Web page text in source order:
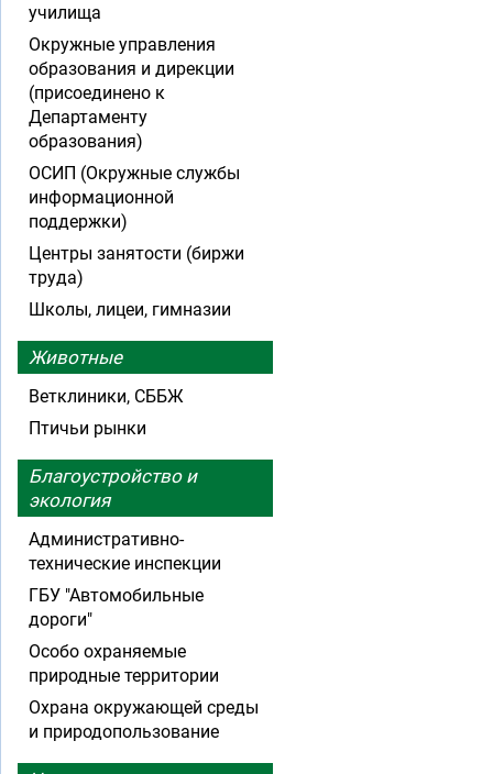
училища
Окружные управления
образования и дирекции
(присоединено к
Департаменту
образования)
ОСИП (Окружные службы
информационной
поддержки)
Центры занятости (биржи
труда)
Школы, лицеи, гимназии
Животные
Ветклиники, СББЖ
Птичьи рынки
Благоустройство и
экология
Административно-
технические инспекции
ГБУ "Автомобильные
дороги"
Особо охраняемые
природные территории
Охрана окружающей среды
и природопользование